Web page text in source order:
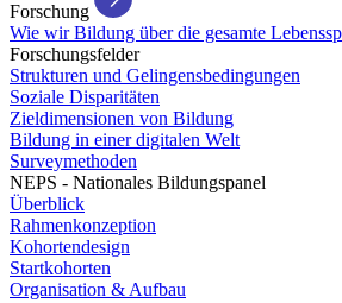
Forschung
Wie wir Bildung über die gesamte
Forschungsfelder
Strukturen und Gelingensbedingungen
Soziale Disparitäten
Zieldimensionen von Bildung
Bildung in einer digitalen Welt
Surveymethoden
NEPS - Nationales Bildungspanel
Überblick
Rahmenkonzeption
Kohortendesign
Startkohorten
Organisation & Aufbau